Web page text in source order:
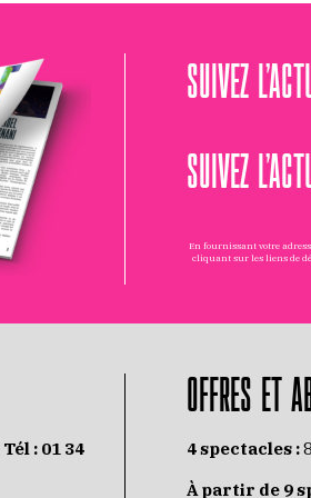
SUIVEZ
SUIVEZ
En fournissant votre
cliquant sur les liens de
Tél : 01 34
OFFRES ET
4 spectacles :
À partir de 9